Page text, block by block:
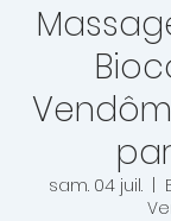
sam. 04 juil.